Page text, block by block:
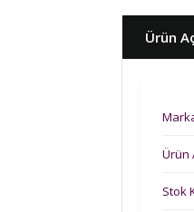
Ürün
Ürün
Stok